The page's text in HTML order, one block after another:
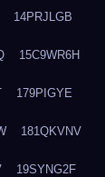
14PRJLGB
15C9WR6H
179PIGYE
181QKVNV
19SYNG2F